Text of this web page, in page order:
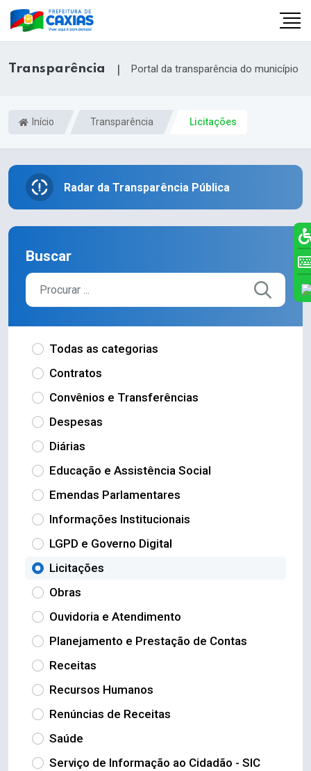
Transparência | Portal da transparência do município
Início Transparência Licitações
Radar da Transparência Pública
Buscar
Todas as categorias
Contratos
Convênios e Transferências
Despesas
Diárias
Educação e Assistência Social
Emendas Parlamentares
Informações Institucionais
LGPD e Governo Digital
Licitações
Obras
Ouvidoria e Atendimento
Planejamento e Prestação de Contas
Receitas
Recursos Humanos
Renúncias de Receitas
Saúde
Serviço de Informação ao Cidadão - SIC